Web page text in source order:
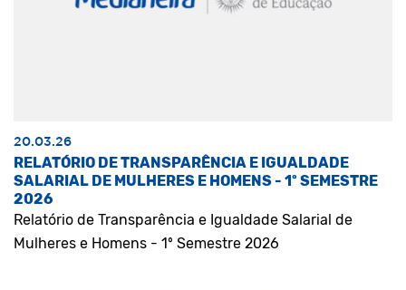
20.03.26
RELATÓRIO DE TRANSPARÊNCIA E IGUALDADE
SALARIAL DE MULHERES E HOMENS - 1º SEMESTRE
2026
Relatório de Transparência e Igualdade Salarial de
Mulheres e Homens - 1º Semestre 2026